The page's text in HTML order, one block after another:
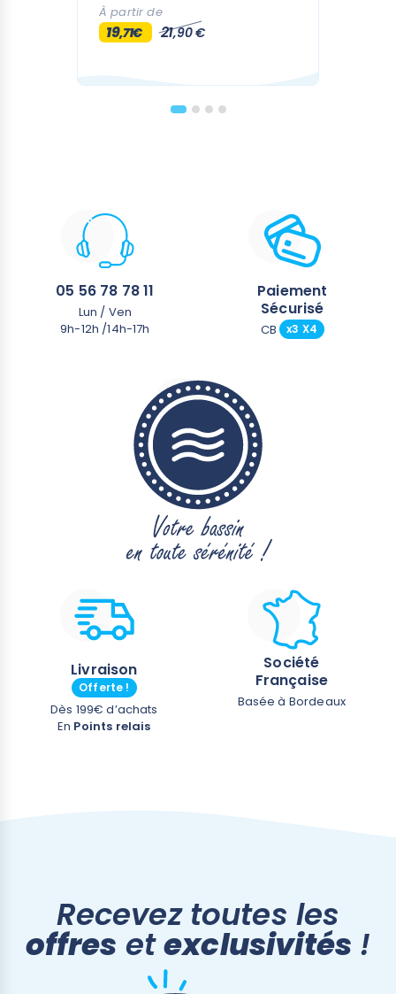
confortable que le néoprène traditionnel
Respectueux de l'environnement : fabriqué
Exclusif : e-Flex est un matériau exclusif, par
la marque Konfidence
À partir de
19,71€ 21,90 €
05 56 78 78 11
Lun / Ven
9h-12h /14h-17h
Paiement
Sécurisé
CB x3 X4
Livraison
Offerte !
Dès 199€ d’achats
En Points relais
Société
Française
Basée à Bordeaux
Recevez toutes les
offres etexclusivités !